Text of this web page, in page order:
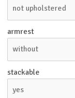
not upholstered
armrest
without
stackable
yes